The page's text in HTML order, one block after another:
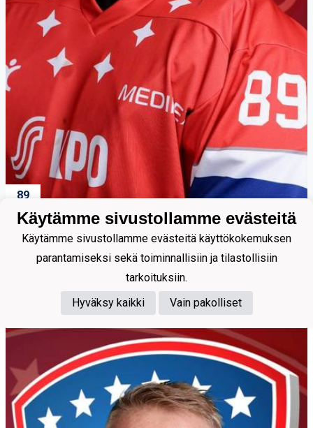
89
Widgren Iivari
Toimihenkilöt
Käytämme sivustollamme evästeitä
Käytämme sivustollamme evästeitä käyttökokemuksen
parantamiseksi sekä toiminnallisiin ja tilastollisiin
tarkoituksiin.
Hyväksy kaikki
Vain pakolliset